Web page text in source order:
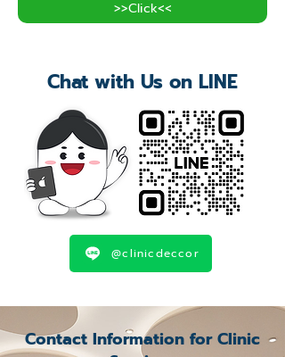
>>Click<<
Chat with Us on LINE
@clinicdeccor
Contact Information for Clinic